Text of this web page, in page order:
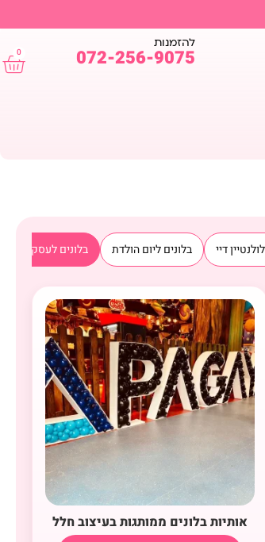
0
להזמנות
072-256-9075
דיי בלונים ליום הולדת בלונים לעסקים
אותיות בלונים ממותגות בעיצוב חלל